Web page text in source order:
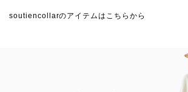
soutiencollarのアイテムはこちらから